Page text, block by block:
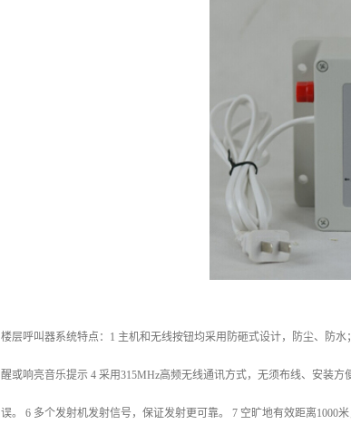
楼层呼叫器系统特点：1 主机和无线按钮均采用防砸式设计，防尘、防
醒或响亮音乐提示 4 采用315MHz高频无线通讯方式，无须布线、安装
误。 6 多个发射机发射信号，保证发射更可靠。 7 空旷地有效距离1000